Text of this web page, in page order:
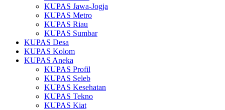
KUPAS Jawa-Jogja
KUPAS Metro
KUPAS Riau
KUPAS Sumbar
KUPAS Desa
KUPAS Kolom
KUPAS Aneka
KUPAS Profil
KUPAS Seleb
KUPAS Kesehatan
KUPAS Tekno
KUPAS Kiat